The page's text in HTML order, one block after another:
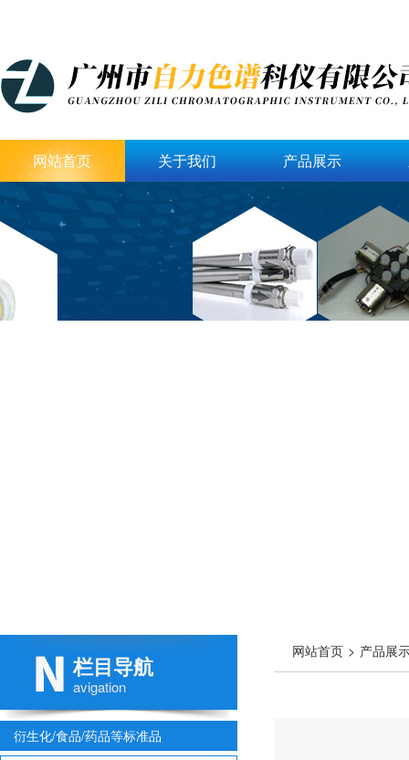
网站首页 关于我们 产品展示
栏目导航
avigation
衍生化/食品/药品等标准品
网站首页 > 产品展